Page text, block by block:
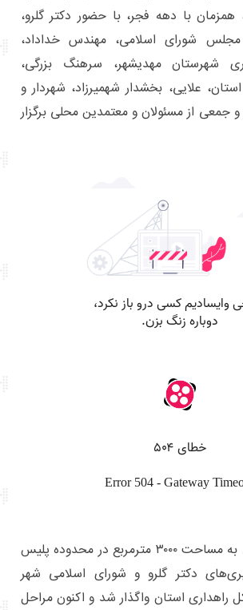
همزمان با دهه فجر، با حضور دکتر گلرو،
مجلس شورای اسلامی، مهندس خداداد،
شهرستان مهدیشهر، سرهنگ بزرگی،
علایی، بخشدار شهمیرزاد، شهردار و
جمعی از مسئولان و معتمدین محلی برگزار
این پروژه در زمینی به مساحت ۳۰۰۰ مترمربع در محدوده پلیس
دکتر گلرو و شورای اسلامی شهر
راهداری استان واگذار شد و اکنون مراحل